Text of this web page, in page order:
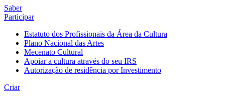
Saber
Participar
Estatuto dos Profissionais da Área da Cultura
Plano Nacional das Artes
Mecenato Cultural
Apoiar a cultura através do seu IRS
Autorização de residência por Investimento
Criar